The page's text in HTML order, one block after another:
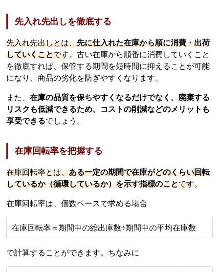
先入れ先出しを徹底する
先入れ先出しとは、先に仕入れた在庫から順に消費・出荷
していくことです。古い在庫から順番に消費していくこと
を徹底すれば、保管する期間を短時間に抑えることが可能
になり、商品の劣化を防ぎやすくなります。
また、在庫の品質を保ちやすくなるだけでなく、廃棄する
リスクも低減できるため、コストの削減などのメリットも
享受できるでしょう。
在庫回転率を把握する
在庫回転率とは、ある一定の期間で在庫がどのくらい回転
しているか（循環しているか）を示す指標のことです。
在庫回転率は、個数ベースで求める場合
在庫回転率＝期間中の総出庫数÷期間中の平均在庫数
で計算することができます。ちなみに